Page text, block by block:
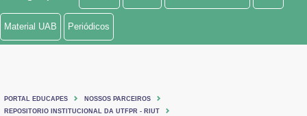
Ministério de Minas e Energia
Ministério do Turismo
Material UAB Periódicos
PORTAL EDUCAPES
NOSSOS PARCEIROS
REPOSITORIO INSTITUCIONAL DA UTFPR - RIUT